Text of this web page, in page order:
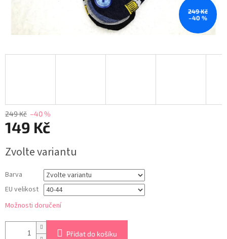
249 Kč
–40 %
249 Kč –40 %
149 Kč
cena:
Zvolte variantu
Barva
EU velikost
Možnosti doručení
Přidat do košíku